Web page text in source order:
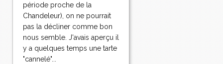
période proche de la
Chandeleur), on ne pourrait
pas la décliner comme bon
nous semble. J'avais aperçu il
y a quelques temps une tarte
"cannelé"...